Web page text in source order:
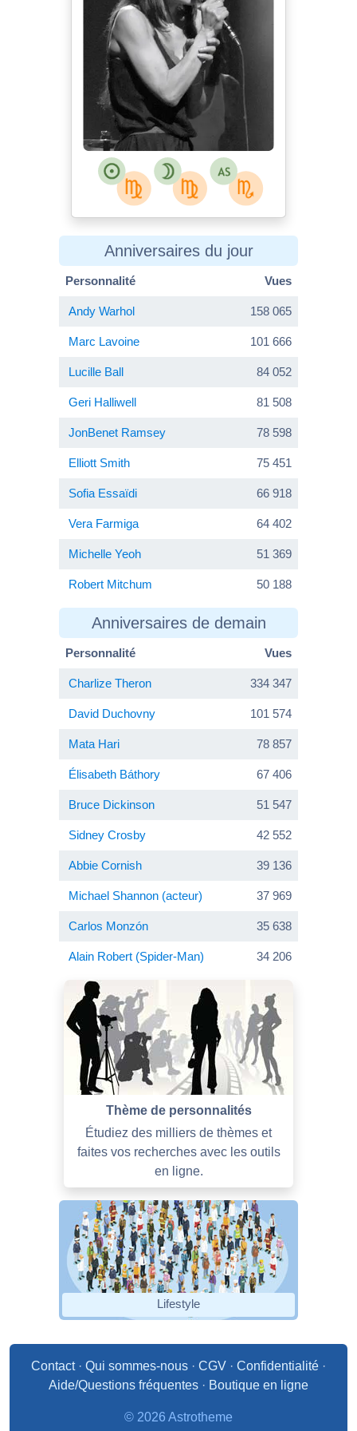
Anniversaires du jour
Personnalité Vues
Andy Warhol 158 065
Marc Lavoine 101 666
Lucille Ball 84 052
Geri Halliwell 81 508
JonBenet Ramsey 78 598
Elliott Smith 75 451
Sofia Essaïdi 66 918
Vera Farmiga 64 402
Michelle Yeoh 51 369
Robert Mitchum 50 188
Anniversaires de demain
Personnalité Vues
Charlize Theron 334 347
David Duchovny 101 574
Mata Hari 78 857
Élisabeth Báthory 67 406
Bruce Dickinson 51 547
Sidney Crosby 42 552
Abbie Cornish 39 136
Michael Shannon (acteur) 37 969
Carlos Monzón 35 638
Alain Robert (Spider-Man) 34 206
Thème de personnalités
Étudiez des milliers de thèmes et
faites vos recherches avec les outils
en ligne.
Lifestyle
Contact· Qui sommes-nous · CGV · Confidentialité ·
Aide/Questions fréquentes · Boutique en ligne
© 2026 Astrotheme